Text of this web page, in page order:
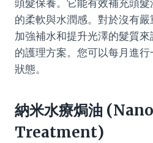
頭髮保養。它能有效補充頭
的柔軟與水潤感。對於沒有
加強補水和提升光澤的髮質
的護理方案。您可以每月進
狀態。
納米水療焗油
Treatment)